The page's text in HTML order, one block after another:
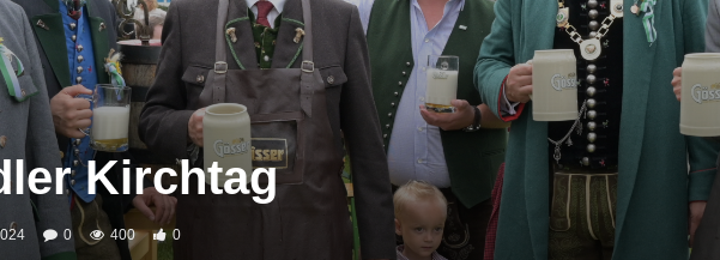
Kirchtag
0 400 0